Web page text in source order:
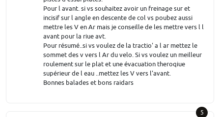
Pour l avant. si vs souhaitez avoir un freinage sur et
incisif sur l angle en descente de col vs poubez aussi
mettre les V en Ar mais je conseille de les mettre vers l l
avant pour la riue avt.
Pour résumé..si vs voulez de la tractio' a l ar mettez le
sommet des v vers l Ar du velo. Si vs voulez un meilleur
roulement sur le plat et une évacuation theroqiue
supérieur de l eau ..mettez les V vers l'avant.
Bonnes balades et bons raidars
5